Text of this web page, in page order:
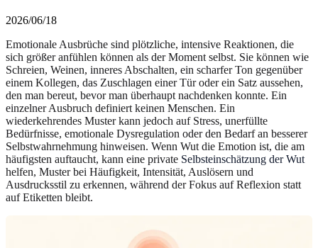
2026/06/18
Emotionale Ausbrüche sind plötzliche, intensive Reaktionen, die
sich größer anfühlen können als der Moment selbst. Sie können wie
Schreien, Weinen, inneres Abschalten, ein scharfer Ton gegenüber
einem Kollegen, das Zuschlagen einer Tür oder ein Satz aussehen,
den man bereut, bevor man überhaupt nachdenken konnte. Ein
einzelner Ausbruch definiert keinen Menschen. Ein
wiederkehrendes Muster kann jedoch auf Stress, unerfüllte
Bedürfnisse, emotionale Dysregulation oder den Bedarf an besserer
Selbstwahrnehmung hinweisen. Wenn Wut die Emotion ist, die am
häufigsten auftaucht, kann eine private Selbsteinschätzung der Wut
helfen, Muster bei Häufigkeit, Intensität, Auslösern und
Ausdrucksstil zu erkennen, während der Fokus auf Reflexion statt
auf Etiketten bleibt.